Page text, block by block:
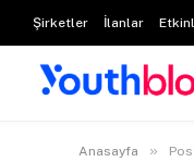
Şirketler İlanlar
Anasayfa »